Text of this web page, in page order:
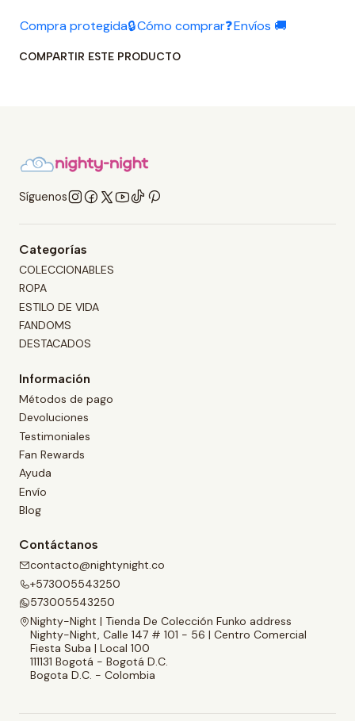
Compra protegida🔒Cómo comprar❓Envíos 🚚
COMPARTIR ESTE PRODUCTO
Síguenos
Categorías
COLECCIONABLES
ROPA
ESTILO DE VIDA
FANDOMS
DESTACADOS
Información
Métodos de pago
Devoluciones
Testimoniales
Fan Rewards
Ayuda
Envío
Blog
Contáctanos
contacto@nightynight.co
+573005543250
573005543250
Nighty-Night | Tienda De Colección Funko address
Nighty-Night, Calle 147 # 101 - 56 | Centro Comercial
Fiesta Suba | Local 100
111131 Bogotá - Bogotá D.C.
Bogota D.C. - Colombia